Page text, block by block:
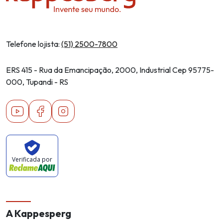
Telefone lojista:(51) 2500-7800
ERS 415 - Rua da Emancipação, 2000, Industrial Cep 95775-
000, Tupandi - RS
YoutubeFacebook